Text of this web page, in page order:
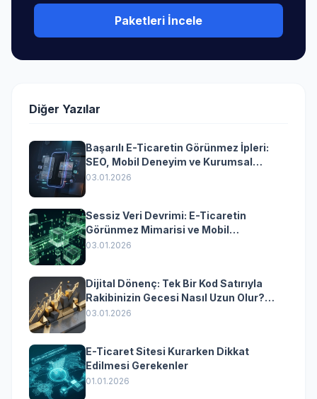
Paketleri İncele
Diğer Yazılar
Başarılı E-Ticaretin Görünmez İpleri:
SEO, Mobil Deneyim ve Kurumsal
Yazılımın Kazandıran Senkronizasyonu
03.01.2026
Sessiz Veri Devrimi: E-Ticaretin
Görünmez Mimarisi ve Mobil
Dönüşümün Kurumsal Anahtarı
03.01.2026
Dijital Dönenç: Tek Bir Kod Satırıyla
Rakibinizin Gecesi Nasıl Uzun Olur?
(Kurumsal Yazılımın Güçlü Rolü)
03.01.2026
E-Ticaret Sitesi Kurarken Dikkat
Edilmesi Gerekenler
01.01.2026